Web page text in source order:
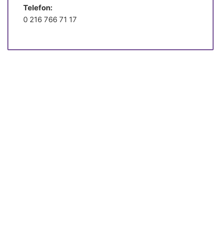
Telefon:
0 216 766 71 17